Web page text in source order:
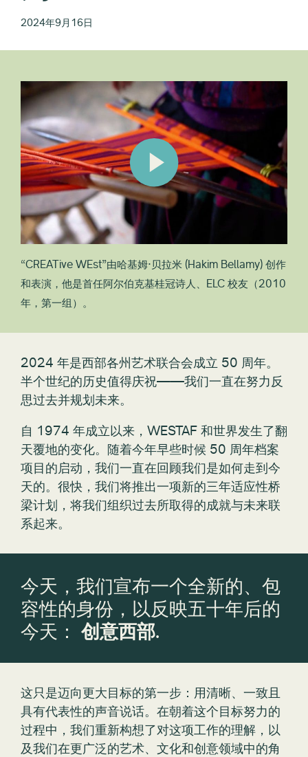
2024年9月16日
“CREATive WEst”由哈基姆·贝拉米 (Hakim Bellamy) 创作
和表演，他是首任阿尔伯克基桂冠诗人、ELC 校友（2010
年，第一组）。
2024 年是西部各州艺术联合会成立 50 周年。
半个世纪的历史值得庆祝——我们一直在努力反
思过去并规划未来。
自 1974 年成立以来，WESTAF 和世界发生了翻
天覆地的变化。随着今年早些时候 50 周年档案
项目的启动，我们一直在回顾我们是如何走到今
天的。很快，我们将推出一项新的三年适应性桥
梁计划，将我们组织过去所取得的成就与未来联
系起来。
今天，我们宣布一个全新的、包
容性的身份，以反映五十年后的
今天： 创意西部.
这只是迈向更大目标的第一步：用清晰、一致且
具有代表性的声音说话。在朝着这个目标努力的
过程中，我们重新构想了对这项工作的理解，以
及我们在更广泛的艺术、文化和创意领域中的角